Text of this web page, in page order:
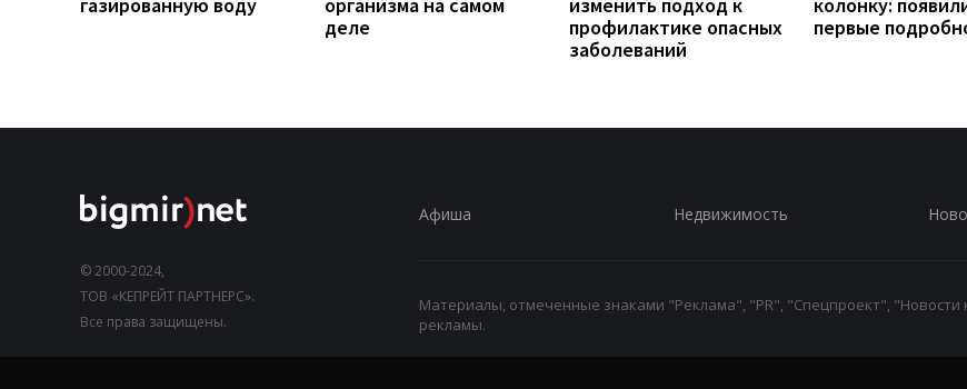
деле
профилактике опасных
заболеваний
первые
© 2000-2024,
ТОВ «КЕПРЕЙТ ПАРТНЕРС».
Все права защищены.
Афиша Недвижимость
Материалы, отмеченные знаками "Реклама", "PR", "Спецпроект",
рекламы.